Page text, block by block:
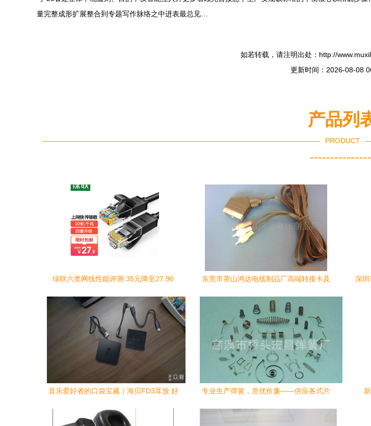
量完整成形扩展整合到专题写作脉络之中进表最总见…
如若转载，请注明出处：http://
更新时间：2026-08-08
产品列
PRODUCT
绿联六类网线性能评测 35元降至27.90
东莞市茶山鸿达电线制品厂高端转接卡及
深圳
音乐爱好者的口袋宝藏｜海贝FD3耳放 好
专业生产弹簧，质优价廉——供应各式片